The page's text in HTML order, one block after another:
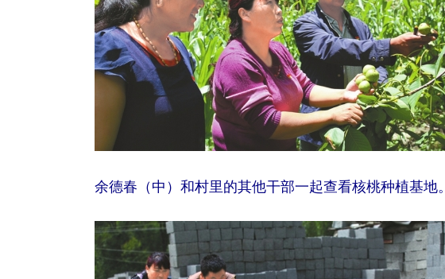
余德春（中）和村里的其他干部一起查看核桃种植基地。